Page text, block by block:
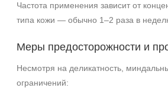
Частота применения зависит от
типа кожи — обычно 1–2 раза в
Меры предосторожности и
Несмотря на деликатность,
ограничений: